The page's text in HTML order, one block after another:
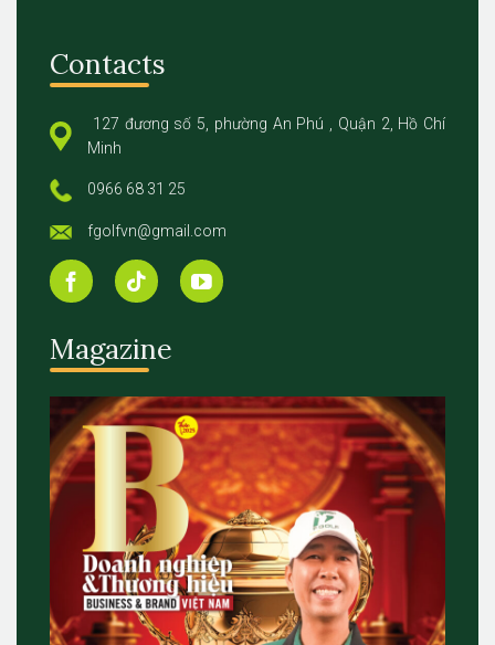
Contacts
127 đương số 5, phường An Phú , Quận 2, Hồ Chí
Minh
0966 68 31 25
fgolfvn@gmail.com
Magazine